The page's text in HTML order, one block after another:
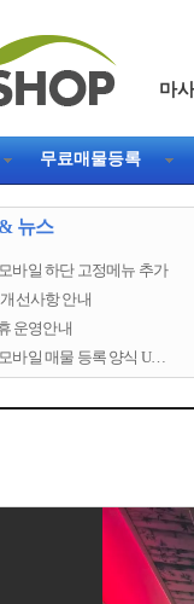
마
무료매물등록
뉴스
바일 하단 고정메뉴 추가
선사항 안내
운영안내
바일 매물 등록 양식 U…